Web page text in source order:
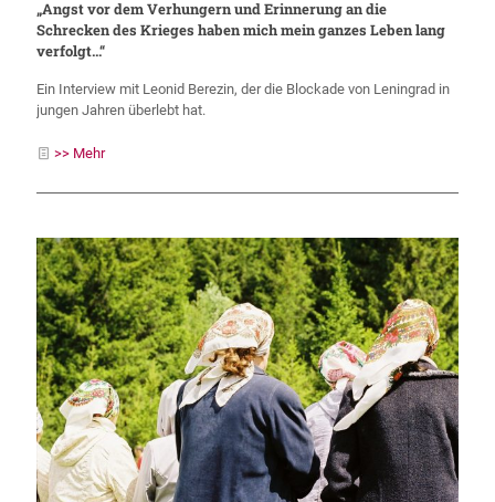
„Angst vor dem Verhungern und Erinnerung an die
Schrecken des Krieges haben mich mein ganzes Leben lang
verfolgt…“
Ein Interview mit Leonid Berezin, der die Blockade von Leningrad in
jungen Jahren überlebt hat.
>> Mehr